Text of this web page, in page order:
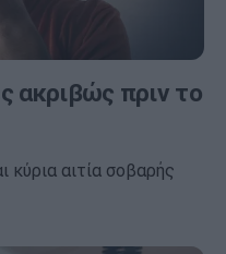
ακριβώς πριν το
κύρια αιτία σοβαρής